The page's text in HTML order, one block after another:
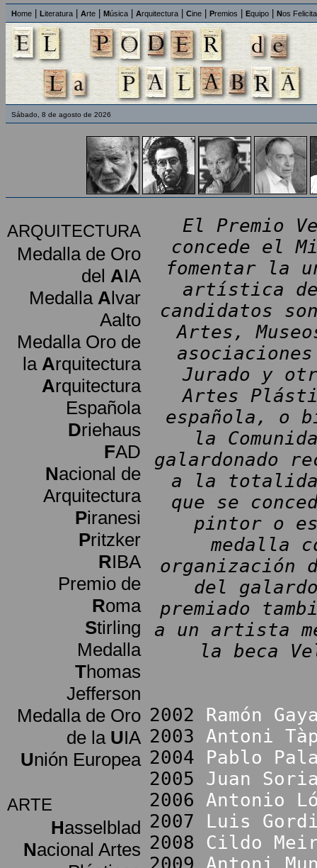
Home Literatura Arte Música Arquitectura Cine Premios Equipo Nos
Sábado, 8 de agosto de 2026
ARQUITECTURA
Medalla de Oro
del AIA
Medalla Alvar
Aalto
Medalla Oro de
la Arquitectura
Arquitectura
Española
Driehaus
FAD
Nacional de
Arquitectura
Piranesi
Pritzker
RIBA
Premio de
Roma
Stirling
Medalla
Thomas
Jefferson
Medalla de Oro
de la UIA
Unión Europea
ARTE
Hasselblad
Nacional Artes
El Premio
concede el
fomentar la
artística de
candidatos
Artes,
Jurado y
Artes
española, o
la
galardonado
a la
que se
pintor o
medalla
organización
del
premiado
a un artista
la beca
2002 Ramón
2003 Antoni
2004 Pablo
2005 Juan
2006 Antonio
2007 Luis
2008 Cildo
2009 Antoni